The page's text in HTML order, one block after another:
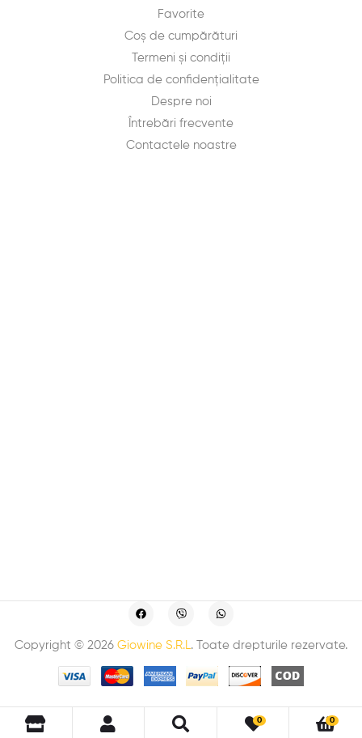
Favorite
Coș de cumpărături
Termeni și condiții
Politica de confidențialitate
Despre noi
Întrebări frecvente
Contactele noastre
Copyright © 2026 Giowine S.R.L. Toate drepturile rezervate.
0 0